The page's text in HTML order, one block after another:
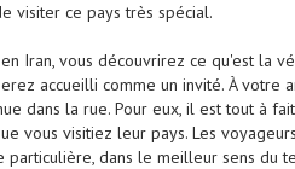
visiter ce pays très spécial.
Iran, vous découvrirez ce qu'est la
accueilli comme un invité. À votre
dans la rue. Pour eux, il est tout à
vous visitiez leur pays. Les
dans le meilleur sens du